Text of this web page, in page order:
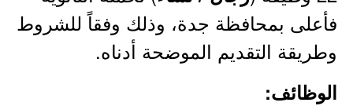
فأعلى بمحافظة جدة، وذلك وفقاً للشروط
وطريقة التقديم الموضحة أدناه.
الوظائف: